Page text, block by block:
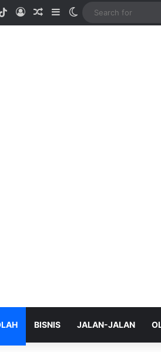
TikTokLog InRandom Article
SidebarSwitch skin
BISNIS JALAN-JALAN